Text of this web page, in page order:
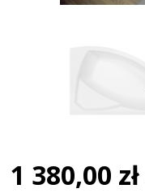
1 380,00 zł